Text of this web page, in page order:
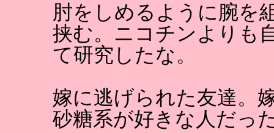
肘をしめるように腕を
挟む。ニコチンよりも
て研究したな。
嫁に逃げられた友達。
砂糖系が好きな人だっ